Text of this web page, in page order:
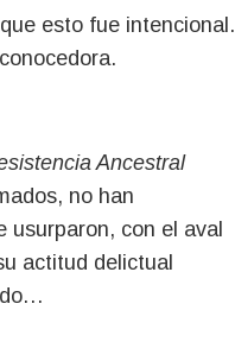
esto fue intencional.
Ancestral
no han
usurparon, con el aval
actitud delictual